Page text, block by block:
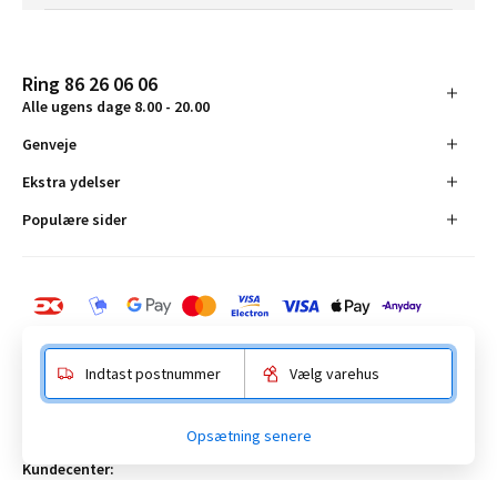
Ring 86 26 06 06
Alle ugens dage 8.00 - 20.00
Genveje
Ekstra ydelser
Populære sider
Anelystparken 16, 8381 Tilst. CVR-nummer 19555305
Kundecenter:
Indtast postnummer Vælg varehus
Opsætning senere